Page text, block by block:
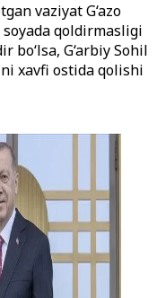
vaziyat G‘azo
qoldirmasligi
bo‘lsa, G‘arbiy Sohil
xavfi ostida qolishi